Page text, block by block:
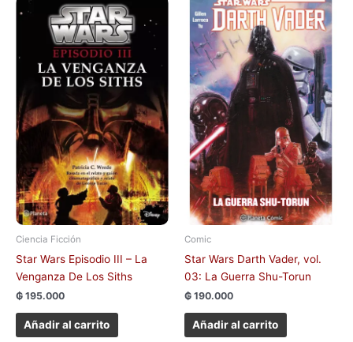
Ciencia Ficción
Star Wars Episodio III – La
Venganza De Los Siths
₲ 195.000
Añadir al carrito
Comic
Star Wars Darth Vader, vol.
03: La Guerra Shu-Torun
₲ 190.000
Añadir al carrito